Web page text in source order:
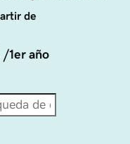
de
/1er año